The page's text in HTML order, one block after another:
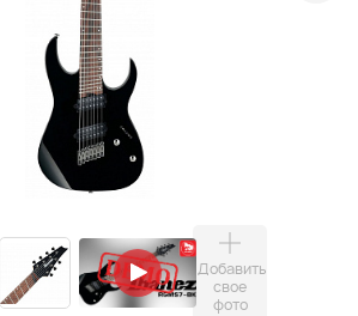
Добавить
свое
фото